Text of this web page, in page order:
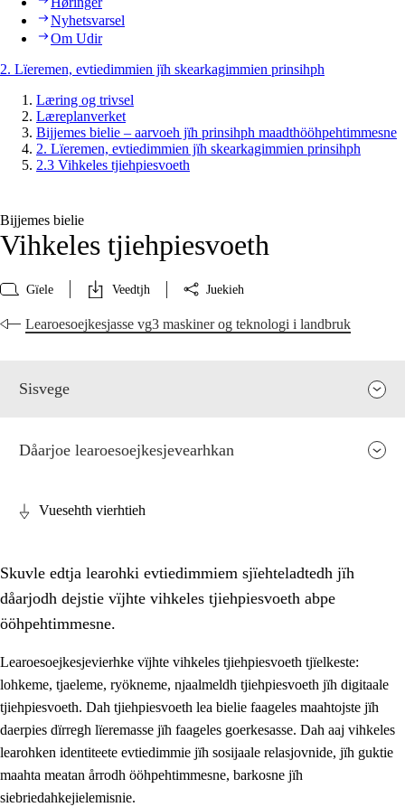
Nyhetsvarsel
Om Udir
2. Lïeremen, evtiedimmien jïh skearkagimmien prinsihph
Læring og trivsel
Læreplanverket
Bijjemes bielie – aarvoeh jïh prinsihph maadthööhpehtimmesne
2. Lïeremen, evtiedimmien jïh skearkagimmien prinsihph
2.3 Vihkeles tjiehpiesvoeth
Bijjemes bielie
Vihkeles tjiehpiesvoeth
Gïele Veedtjh Juekieh
Learoesoejkesjasse vg3 maskiner og teknologi i landbruk
Sisvege
2. Lïeremen, evtiedimmien jïh skearkagimmien prinsihph
2.1 Sosijaale lïereme jïh evtiedimmie
2.2 Maahtoe faagine
2.3 Vihkeles tjiehpiesvoeth
Dåarjoe learoesoejkesjevearhkan
Vuesehth vierhtieh
Skuvle edtja learohki evtiedimmiem sjïehteladtedh jïh
dåarjodh dejstie vïjhte vihkeles tjiehpiesvoeth abpe
ööhpehtimmesne.
Learoesoejkesjevierhke vïjhte vihkeles tjiehpiesvoeth tjïelkeste:
lohkeme, tjaeleme, ryökneme, njaalmeldh tjiehpiesvoeth jïh digitaale
tjiehpiesvoeth. Dah tjiehpiesvoeth lea bielie faageles maahtojste jïh
daerpies dïrregh lïeremasse jïh faageles goerkesasse. Dah aaj vihkeles
learohken identiteete evtiedimmie jïh sosijaale relasjovnide, jïh guktie
maahta meatan årrodh ööhpehtimmesne, barkosne jïh
siebriedahkejielemisnie.